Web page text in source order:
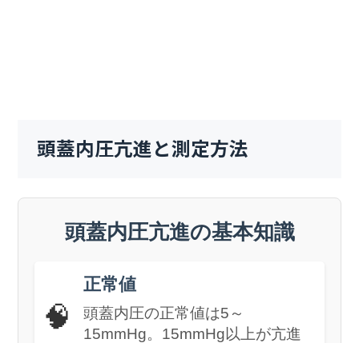
頭蓋内圧亢進と測定方法
頭蓋内圧亢進の基本知識
🧠
正常値
頭蓋内圧の正常値は5～
15mmHg。15mmHg以上が亢進